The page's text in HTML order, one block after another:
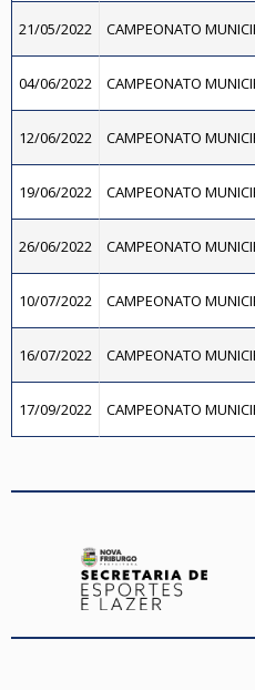
21/05/2022 CAMPEONATO
04/06/2022 CAMPEONATO
12/06/2022 CAMPEONATO
19/06/2022 CAMPEONATO
26/06/2022 CAMPEONATO
10/07/2022 CAMPEONATO
16/07/2022 CAMPEONATO
17/09/2022 CAMPEONATO